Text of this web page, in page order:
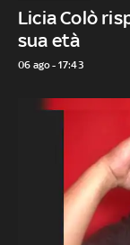
Licia Colò
sua età
06 ago - 17:43